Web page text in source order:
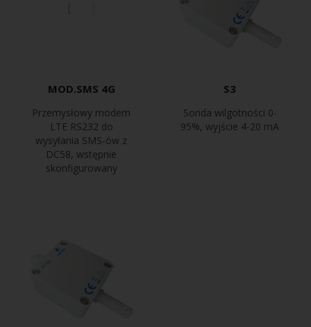
MOD.SMS 4G
Przemysłowy modem
LTE RS232 do
wysyłania SMS-ów z
DC58, wstępnie
skonfigurowany
S3
Sonda wilgotności 0-
95%, wyjście 4-20 mA